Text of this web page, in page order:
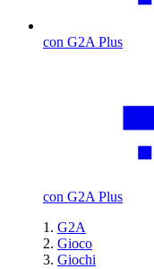
con G2A Plus
con G2A Plus
G2A
Gioco
Giochi